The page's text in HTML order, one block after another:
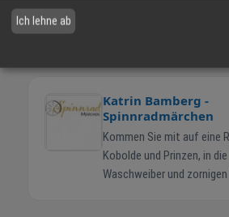
TEILEN
Katrin Bamberg -
Spinnradmärchen
Kommen Sie mit auf eine
Kobolde und Prinzen, in
Waschweiber und zornigen
Ich lehne ab